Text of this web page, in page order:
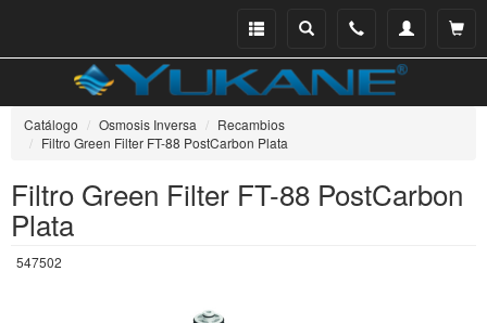
Ver
Mi
Teléfono
Buscar
Menu
Catálogo Osmosis Inversa
Recambios
Filtro Green Filter FT-88 PostCarbon Plata
Filtro Green Filter FT-88 PostCarbon
Plata
547502